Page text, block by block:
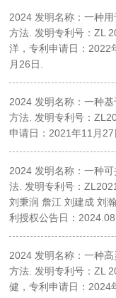
2024 发明名称：一种
方法. 发明专利号：ZL
洋，专利申请日：2022
月26日.
2024 发明名称：一种
方法. 发明专利号：
申请日：2021年11月
2024 发明名称：一种
法. 发明专利号：
刘秉润 詹江 刘建成 刘
利授权公告日：
2024 发明名称：一种
方法. 发明专利号：ZL
健，专利申请日：2024